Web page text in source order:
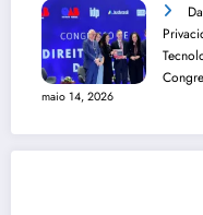
maio 14, 2026